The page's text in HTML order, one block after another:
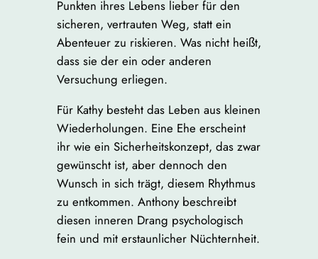
Punkten ihres Lebens lieber für den
sicheren, vertrauten Weg, statt ein
Abenteuer zu riskieren. Was nicht heißt,
dass sie der ein oder anderen
Versuchung erliegen.
Für Kathy besteht das Leben aus kleinen
Wiederholungen. Eine Ehe erscheint
ihr wie ein Sicherheitskonzept, das zwar
gewünscht ist, aber dennoch den
Wunsch in sich trägt, diesem Rhythmus
zu entkommen. Anthony beschreibt
diesen inneren Drang psychologisch
fein und mit erstaunlicher Nüchternheit.